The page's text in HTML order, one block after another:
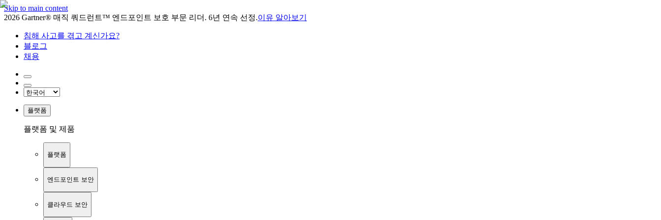
Skip to main content
2026 Gartner® 매직 쿼드런트™ 엔드포인트 보호 부문 리더. 6년 연속 선정.이유 알아보기
침해 사고를 겪고 계신가요?
블로그
채용
플랫폼
플랫폼 및 제품
플랫폼
엔드포인트 보안
클라우드 보안